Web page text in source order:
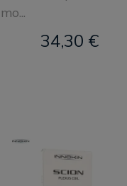
mo...
34,30 €